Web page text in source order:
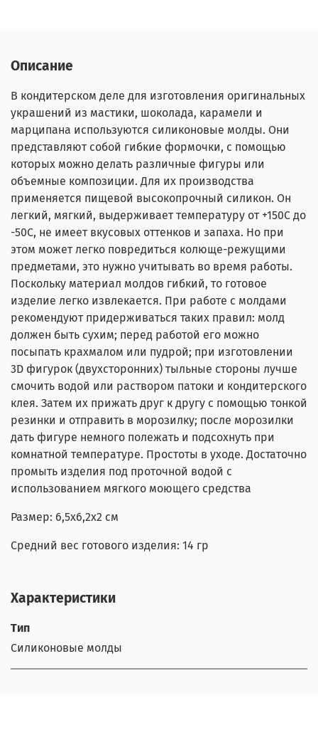
Описание
В кондитерском деле для изготовления оригинальных
украшений из мастики, шоколада, карамели и
марципана используются силиконовые молды. Они
представляют собой гибкие формочки, с помощью
которых можно делать различные фигуры или
объемные композиции. Для их производства
применяется пищевой высокопрочный силикон. Он
легкий, мягкий, выдерживает температуру от +150С до
-50С, не имеет вкусовых оттенков и запаха. Но при
этом может легко повредиться колюще-режущими
предметами, это нужно учитывать во время работы.
Поскольку материал молдов гибкий, то готовое
изделие легко извлекается. При работе с молдами
рекомендуют придерживаться таких правил: молд
должен быть сухим; перед работой его можно
посыпать крахмалом или пудрой; при изготовлении
3D фигурок (двухсторонних) тыльные стороны лучше
смочить водой или раствором патоки и кондитерского
клея. Затем их прижать друг к другу с помощью тонкой
резинки и отправить в морозилку; после морозилки
дать фигуре немного полежать и подсохнуть при
комнатной температуре. Простоты в уходе. Достаточно
промыть изделия под проточной водой с
использованием мягкого моющего средства
Размер: 6,5x6,2x2 см
Средний вес готового изделия: 14 гр
Характеристики
Тип
Силиконовые молды